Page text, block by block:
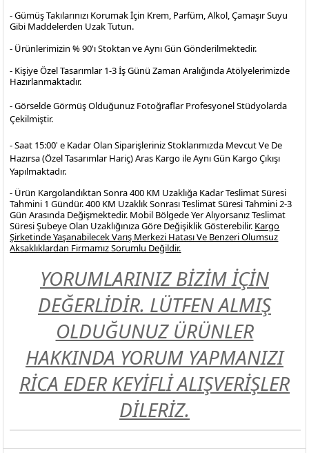
- Gümüş Takılarınızı Korumak İçin Krem, Parfüm, Alkol, Çamaşır Suyu
Gibi Maddelerden Uzak Tutun.
- Ürünlerimizin % 90'ı Stoktan ve Aynı Gün Gönderilmektedir.
- Kişiye Özel Tasarımlar 1-3 İş Günü Zaman Aralığında Atölyelerimizde
Hazırlanmaktadır.
- Görselde Görmüş Olduğunuz Fotoğraflar ProfesyonelStüdyolarda
Çekilmiştir.
- Saat 15:00' e Kadar Olan Siparişleriniz Stoklarımızda Mevcut Ve De
Hazırsa (Özel Tasarımlar Hariç) Aras Kargo ile Aynı Gün Kargo Çıkışı
Yapılmaktadır.
- Ürün Kargolandıktan Sonra 400 KM Uzaklığa Kadar Teslimat Süresi
Tahmini 1 Gündür. 400 KM Uzaklık Sonrası Teslimat Süresi Tahmini 2-3
Gün Arasında Değişmektedir. Mobil Bölgede Yer Alıyorsanız Teslimat
Süresi Şubeye Olan Uzaklığınıza Göre Değişiklik Gösterebilir. Kargo
Şirketinde Yaşanabilecek Varış Merkezi Hatası Ve Benzeri Olumsuz
Aksaklıklardan Firmamız Sorumlu Değildir.
YORUMLARINIZ BİZİM İÇİN
DEĞERLİDİR. LÜTFEN ALMIŞ
OLDUĞUNUZ ÜRÜNLER
HAKKINDA YORUM YAPMANIZI
RİCA EDER KEYİFLİ ALIŞVERİŞLER
DİLERİZ.